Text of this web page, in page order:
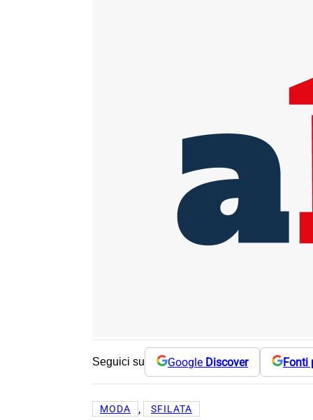
Seguici su Google Discover Fonti
MODA , SFILATA